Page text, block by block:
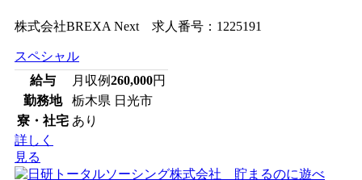
株式会社BREXA Next 求人番号：1225191
スペシャル
給与
月収例260,000円
勤務地
栃木県 日光市
寮・社宅 あり
詳しく
見る